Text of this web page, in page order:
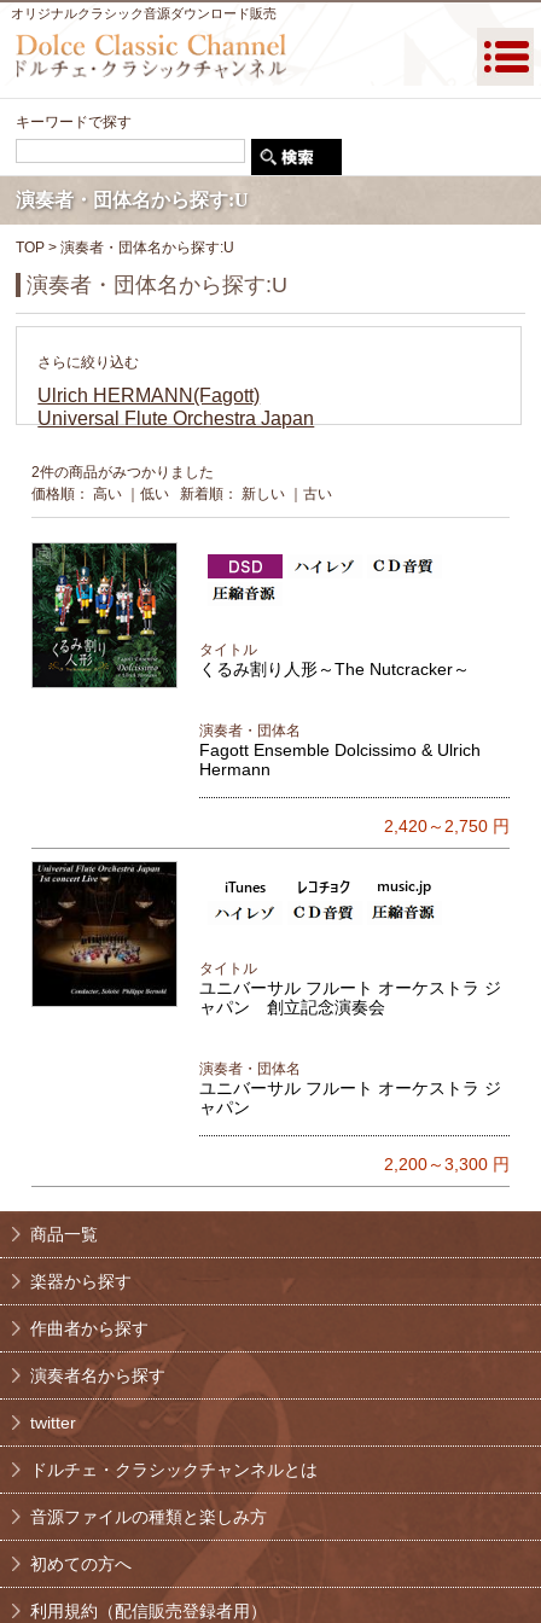
オリジナルクラシック音源ダウンロード販売
キーワードで探す
演奏者・団体名から探す:U
TOP > 演奏者・団体名から探す:U
演奏者・団体名から探す:U
さらに絞り込む
Ulrich HERMANN(Fagott)
Universal Flute Orchestra Japan
2件の商品がみつかりました
価格順：高い ｜低い 新着順：新しい ｜古い
タイトル
くるみ割り人形～The Nutcracker～
演奏者・団体名
Fagott Ensemble Dolcissimo & Ulrich
Hermann
2,420～2,750円
タイトル
ユニバーサル フルート オーケストラ ジ
ャパン 創立記念演奏会
演奏者・団体名
ユニバーサル フルート オーケストラ ジ
ャパン
2,200～3,300円
商品一覧
楽器から探す
作曲者から探す
演奏者名から探す
twitter
ドルチェ・クラシックチャンネルとは
音源ファイルの種類と楽しみ方
初めての方へ
利用規約（配信販売登録者用）